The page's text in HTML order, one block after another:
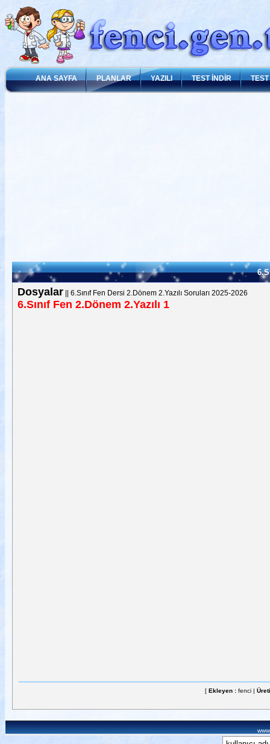
ANA SAYFA PLANLAR YAZILI TEST İNDİR
Dosyalar|| 6.Sınıf Fen Dersi 2.Dönem 2.Yazılı Soruları 2025-2026
6.Sınıf Fen 2.Dönem 2.Yazılı 1
[ Ekleyen : fenci |